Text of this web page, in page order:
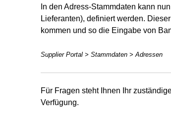
In den Adress-Stammdaten kann
Lieferanten), definiert werden.
kommen und so die Eingabe von
Supplier Portal > Stammdaten > Adressen
Für Fragen steht Ihnen Ihr
Verfügung.